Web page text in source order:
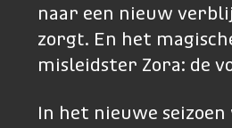
naar een nieuw
zorgt. En het
misleidster Zora: de
In het nieuwe